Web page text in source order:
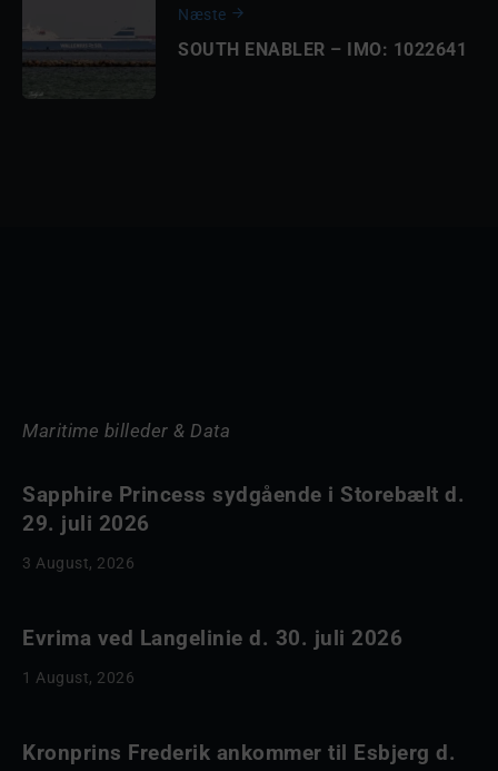
Næste
SOUTH ENABLER – IMO: 1022641
Maritime billeder & Data
Sapphire Princess sydgående i Storebælt d.
29. juli 2026
3 August, 2026
Evrima ved Langelinie d. 30. juli 2026
1 August, 2026
Kronprins Frederik ankommer til Esbjerg d.